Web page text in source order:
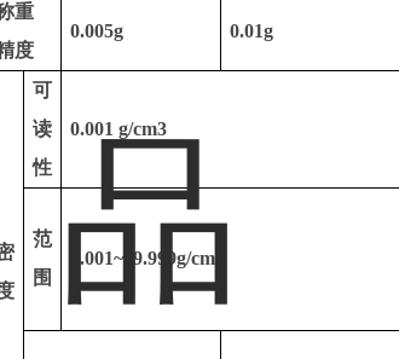
重
度
0.005g 0.01g
可
读
性
0.001 g/cm3
范
围
0.001~99.999g/cm3